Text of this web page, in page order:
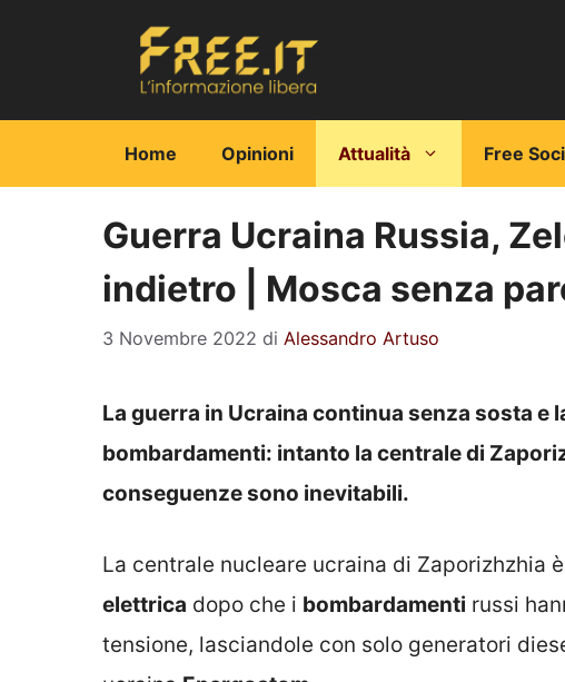
Home Opinioni Attualità Free
Guerra Ucraina Russia,
indietro | Mosca senza
3 Novembre 2022 di Alessandro Artuso
La guerra in Ucraina continua senza sosta e
bombardamenti: intanto la centrale di
conseguenze sono inevitabili.
La centrale nucleare ucraina di Zaporizhzhia
elettrica dopo che i bombardamenti russi
tensione, lasciandole con solo generatori